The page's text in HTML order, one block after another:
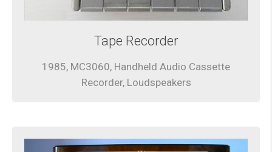
Tape Recorder
1985, MC3060, Handheld Audio Cassette
Recorder, Loudspeakers